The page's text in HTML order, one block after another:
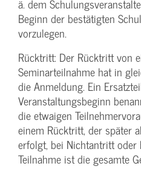
ä. dem
Beginn der bestätigten
vorzulegen.
Rücktritt: Der Rücktritt von
Seminarteilnahme hat in
die Anmeldung. Ein
Veranstaltungs­beginn
die etwaigen
einem Rücktritt, der später
erfolgt, bei Nichtantritt
Teilnahme ist die gesamte